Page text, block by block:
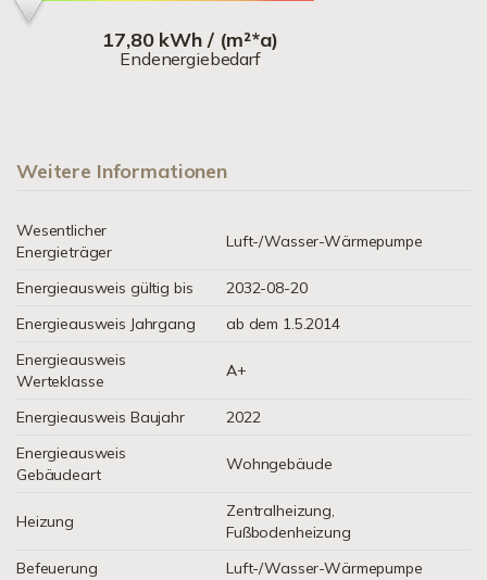
17,80 kWh / (m²*a)
Endenergiebedarf
Weitere Informationen
Wesentlicher
Energieträger
Luft-/Wasser-Wärmepumpe
Energieausweis gültig bis
2032-08-20
Energieausweis Jahrgang
ab dem 1.5.2014
Energieausweis
Werteklasse
A+
Energieausweis Baujahr
2022
Energieausweis
Gebäudeart
Wohngebäude
Heizung
Zentralheizung,
Fußbodenheizung
Befeuerung
Luft-/Wasser-Wärmepumpe